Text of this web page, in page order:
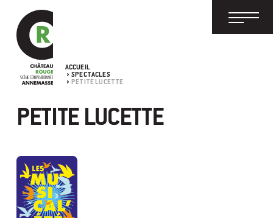
ACCUEIL
SPECTACLES
PETITE LUCETTE
PETITE LUCETTE